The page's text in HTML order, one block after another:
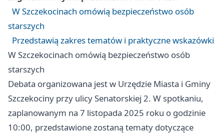
W Szczekocinach omówią bezpieczeństwo osób
starszych
Przedstawią zakres tematów i praktyczne wskazówki
W Szczekocinach omówią bezpieczeństwo osób
starszych
Debata organizowana jest w Urzędzie Miasta i Gminy
Szczekociny przy ulicy Senatorskiej 2. W spotkaniu,
zaplanowanym na 7 listopada 2025 roku o godzinie
10:00, przedstawione zostaną tematy dotyczące